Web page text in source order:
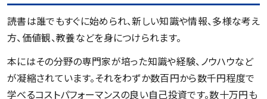
読書は誰でもすぐに始められ、新しい知識や情報、多様な考え
方、価値観、教養などを身につけられます。
本にはその分野の専門家が培った知識や経験、ノウハウなど
が凝縮されています。それをわずか数百円から数千円程度で
学べるコストパフォーマンスの良い自己投資です。数十万円も